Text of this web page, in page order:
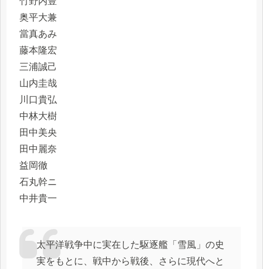
奥平大兼
當真あみ
藤本隆宏
三浦誠己
山内圭哉
川口貴弘
中林大樹
田中美央
田中麗奈
益岡徹
石丸幹ニ
中井貴一
太平洋戦争中に実在した駆逐艦「雪風」の史
実をもとに、戦中から戦後、さらに現代へと